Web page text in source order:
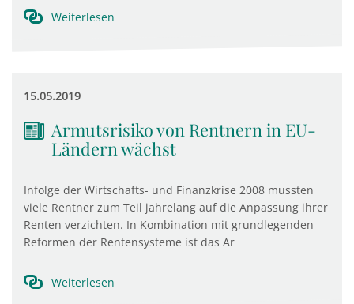
Weiterlesen
15.05.2019
Armutsrisiko von Rentnern in EU-
Ländern wächst
Infolge der Wirtschafts- und Finanzkrise 2008 mussten
viele Rentner zum Teil jahrelang auf die Anpassung ihrer
Renten verzichten. In Kombination mit grundlegenden
Reformen der Rentensysteme ist das Ar
Weiterlesen